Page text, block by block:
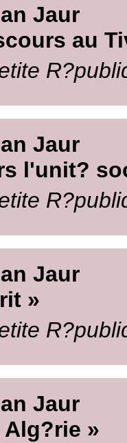
Jaur
au
Jaur
l'unit?
Jaur
»
Jaur
Alg?rie »